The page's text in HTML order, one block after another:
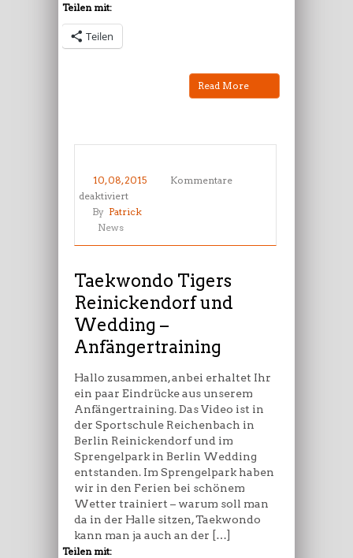
Teilen mit:
Teilen
Read More
10, 08, 2015
Kommentare
deaktiviertfür
Taekwondo
Wedding
Anfängertraining
By Patrick
News
Taekwondo Tigers
Reinickendorf und
Wedding –
Anfängertraining
Hallo zusammen, anbei erhaltet Ihr
ein paar Eindrücke aus unserem
Anfängertraining. Das Video ist in
der Sportschule Reichenbach in
Berlin Reinickendorf und im
Sprengelpark in Berlin Wedding
entstanden. Im Sprengelpark haben
wir in den Ferien bei schönem
Wetter trainiert – warum soll man
da in der Halle sitzen, Taekwondo
kann man ja auch an der […]
Teilen mit: